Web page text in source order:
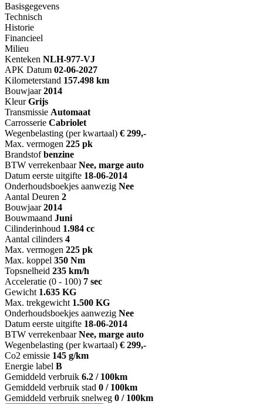
Basisgegevens
Technisch
Historie
Financieel
Milieu
Kenteken NLH-977-VJ
APK Datum 02-06-2027
Kilometerstand 157.498 km
Bouwjaar 2014
Kleur Grijs
Transmissie Automaat
Carrosserie Cabriolet
Wegenbelasting (per kwartaal) € 299,-
Max. vermogen 225 pk
Brandstof benzine
BTW verrekenbaar Nee, marge auto
Datum eerste uitgifte 18-06-2014
Onderhoudsboekjes aanwezig Nee
Aantal Deuren 2
Bouwjaar 2014
Bouwmaand Juni
Cilinderinhoud 1.984 cc
Aantal cilinders 4
Max. vermogen 225 pk
Max. koppel 350 Nm
Topsnelheid 235 km/h
Acceleratie (0 - 100) 7 sec
Gewicht 1.635 KG
Max. trekgewicht 1.500 KG
Onderhoudsboekjes aanwezig Nee
Datum eerste uitgifte 18-06-2014
BTW verrekenbaar Nee, marge auto
Wegenbelasting (per kwartaal) € 299,-
Co2 emissie 145 g/km
Energie label B
Gemiddeld verbruik 6.2 / 100km
Gemiddeld verbruik stad 0 / 100km
Gemiddeld verbruik snelweg 0 / 100km